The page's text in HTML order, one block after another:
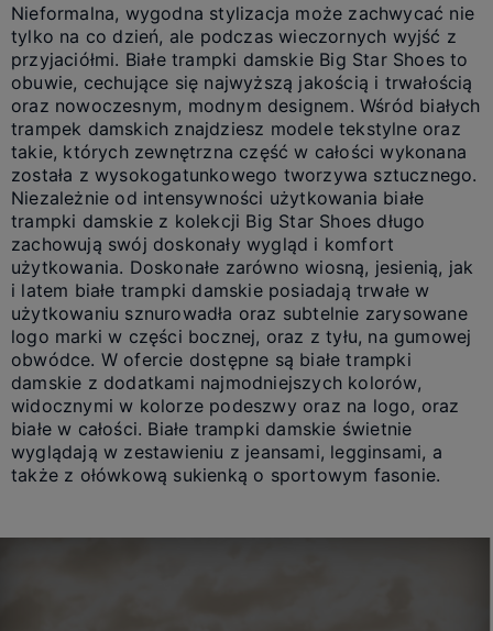
Nieformalna, wygodna stylizacja może zachwycać nie
tylko na co dzień, ale podczas wieczornych wyjść z
przyjaciółmi. Białe trampki damskie Big Star Shoes to
obuwie, cechujące się najwyższą jakością i trwałością
oraz nowoczesnym, modnym designem. Wśród białych
trampek damskich znajdziesz modele tekstylne oraz
takie, których zewnętrzna część w całości wykonana
została z wysokogatunkowego tworzywa sztucznego.
Niezależnie od intensywności użytkowania białe
trampki damskie z kolekcji Big Star Shoes długo
zachowują swój doskonały wygląd i komfort
użytkowania. Doskonałe zarówno wiosną, jesienią, jak
i latem białe trampki damskie posiadają trwałe w
użytkowaniu sznurowadła oraz subtelnie zarysowane
logo marki w części bocznej, oraz z tyłu, na gumowej
obwódce. W ofercie dostępne są białe trampki
damskie z dodatkami najmodniejszych kolorów,
widocznymi w kolorze podeszwy oraz na logo, oraz
białe w całości. Białe trampki damskie świetnie
wyglądają w zestawieniu z jeansami, legginsami, a
także z ołówkową sukienką o sportowym fasonie.